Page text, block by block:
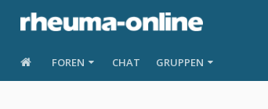
FOREN CHAT GRUPPEN